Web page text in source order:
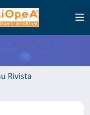
Rivista